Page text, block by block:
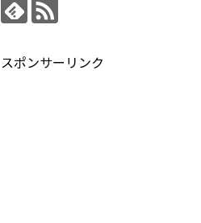
スポンサーリンク